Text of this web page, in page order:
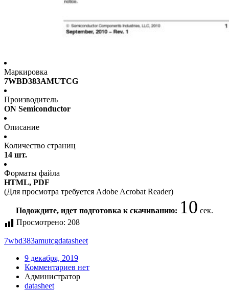
Маркировка
7WBD383AMUTCG
Производитель
ON Semiconductor
Описание
Количество страниц
14 шт.
Форматы файла
HTML, PDF
(Для просмотра требуется Adobe Acrobat Reader)
Подождите, идет подготовка к скачиванию: 10 сек.
Просмотрено: 208
7wbd383amutcgdatasheet
9 декабря, 2019
Комментариев нет
Администратор
datasheet